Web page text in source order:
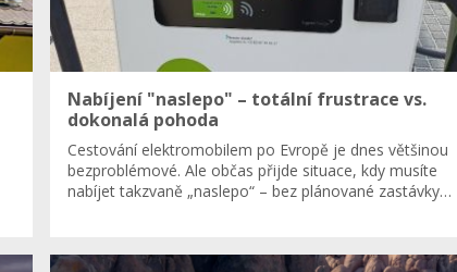
Nabíjení "naslepo" – totální frustrace vs.
dokonalá pohoda
Cestování elektromobilem po Evropě je dnes většinou
bezproblémové. Ale občas přijde situace, kdy musíte
nabíjet takzvaně „naslepo“ – bez plánované zastávky…